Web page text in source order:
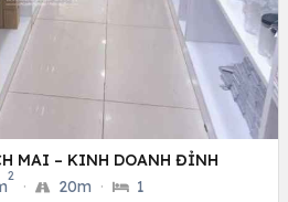
MAI – KINH DOANH ĐỈNH
2
· 20m · 1